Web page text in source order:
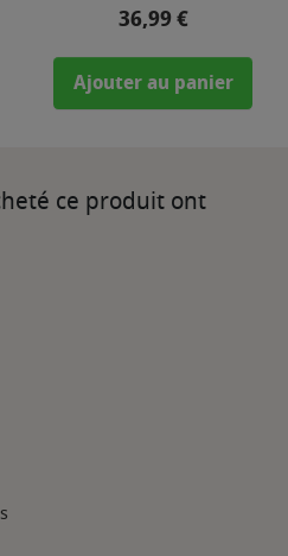
Prix
36,99 €
Ajouter au panier
ce produit ont